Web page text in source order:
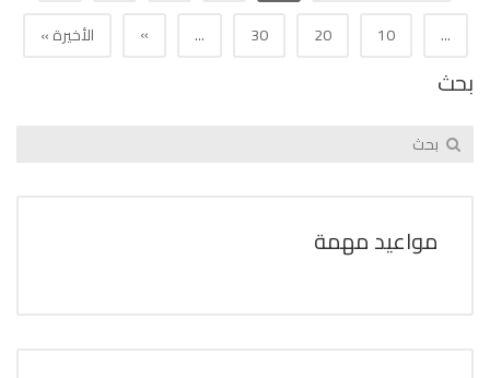
...
10
20
30
...
» الأخيرة »
بحث
مواعيد مهمة